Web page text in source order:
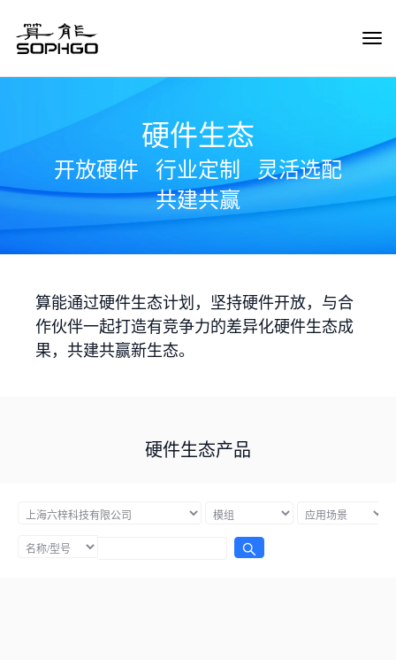
硬件生态
开放硬件 行业定制
灵活选配
共建共赢
算能通过硬件生态计划，坚持硬件开放，与合
作伙伴一起打造有竞争力的差异化硬件生态成
果，共建共赢新生态。
硬件生态产品